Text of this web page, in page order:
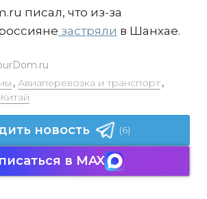
писал, что из-за
застряли в Шанхае.
, Авиаперевозка и транспорт,
Китай
новость (6)
в MAX